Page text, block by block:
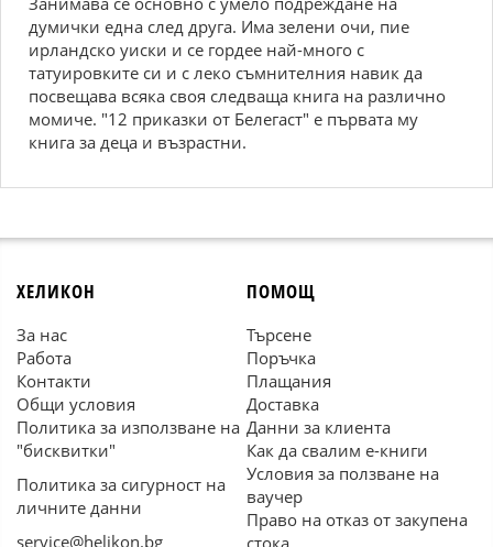
думички една след друга. Има зелени очи, пие
ирландско уиски и се гордее най-много с
татуировките си и с леко съмнителния навик да
посвещава всяка своя следваща книга на различно
момиче. "12 приказки от Белегаст" е първата му
книга за деца и възрастни.
ХЕЛИКОН
За нас
Работа
Контакти
Общи условия
Политика за използване на
"бисквитки"
Политика за сигурност на
личните данни
service@helikon.bg
ПОМОЩ
Търсене
Поръчка
Плащания
Доставка
Данни за клиента
Как да свалим е-книги
Условия за ползване на
ваучер
Право на отказ от закупена
стока